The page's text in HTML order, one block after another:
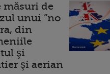
măsuri de
unui ”no
din
şi
şi aerian